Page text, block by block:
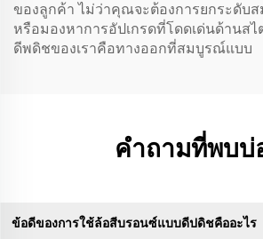
ของลูกค้า ไม่ว่าคุณจะต้องการยกระดับ
หรือมองหาการอัปเกรดที่โดดเด่นด้านส
ดีพดิชของเราคือทางออกที่สมบูรณ์แบบ
คำถามที่พบบ่
ข้อดีของการใช้ล้อสีบรอนซ์แบบดีปดิชคืออะไร